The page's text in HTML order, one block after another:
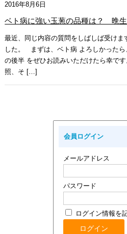
2016年8月6日
ベト病に強い玉葱の品種は？ 晩生
最近、同じ内容の質問をしばしば受けま
した。 まずは、ベト病 よろしかった
の後半 をぜひお読みいただけたら幸で
照、そ […]
会員ログイン
メールアドレス
パスワード
ログイン情報を